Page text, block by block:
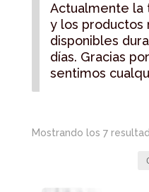
Actualmente la
y los productos
disponibles
días. Gracias
sentimos
Mostrando los 7